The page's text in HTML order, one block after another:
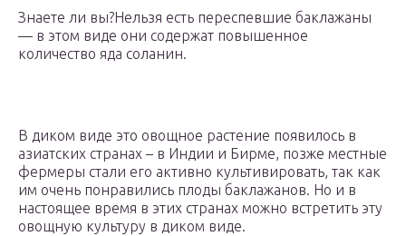
Знаете ли вы?Нельзя есть переспевшие баклажаны
— в этом виде они содержат повышенное
количество яда соланин.
В диком виде это овощное растение появилось в
азиатских странах – в Индии и Бирме, позже местные
фермеры стали его активно культивировать, так как
им очень понравились плоды баклажанов. Но и в
настоящее время в этих странах можно встретить эту
овощную культуру в диком виде.